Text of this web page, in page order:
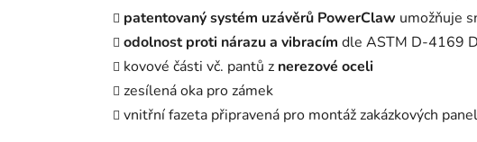
patentovaný systém uzávěrů PowerClaw umožňuje
odolnost proti nárazu a vibracím dle ASTM D-4169
kovové části vč. pantů z nerezové oceli
zesílená oka pro zámek
vnitřní fazeta připravená pro montáž zakázkových